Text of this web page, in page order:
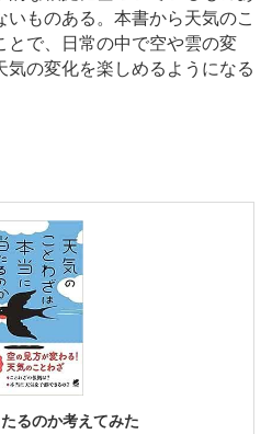
ものある。本書から天気のこ
とで、日常の中で空や雲の変
の変化を楽しめるようになる
るのか考えてみた